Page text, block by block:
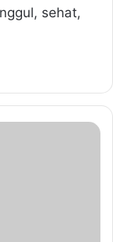
sehat,